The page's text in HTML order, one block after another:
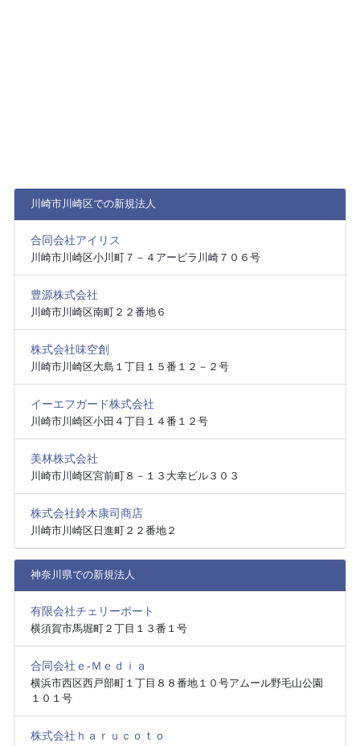
川崎市川崎区での新規法人
合同会社アイリス
川崎市川崎区小川町７－４アービラ川崎７０６号
豊源株式会社
川崎市川崎区南町２２番地６
株式会社味空創
川崎市川崎区大島１丁目１５番１２－２号
イーエフガード株式会社
川崎市川崎区小田４丁目１４番１２号
美林株式会社
川崎市川崎区宮前町８－１３大幸ビル３０３
株式会社鈴木康司商店
川崎市川崎区日進町２２番地２
神奈川県での新規法人
有限会社チェリーポート
横須賀市馬堀町２丁目１３番１号
合同会社ｅ‐Ｍｅｄｉａ
横浜市西区西戸部町１丁目８８番地１０号アムール野毛山公園
１０１号
株式会社ｈａｒｕｃｏｔｏ